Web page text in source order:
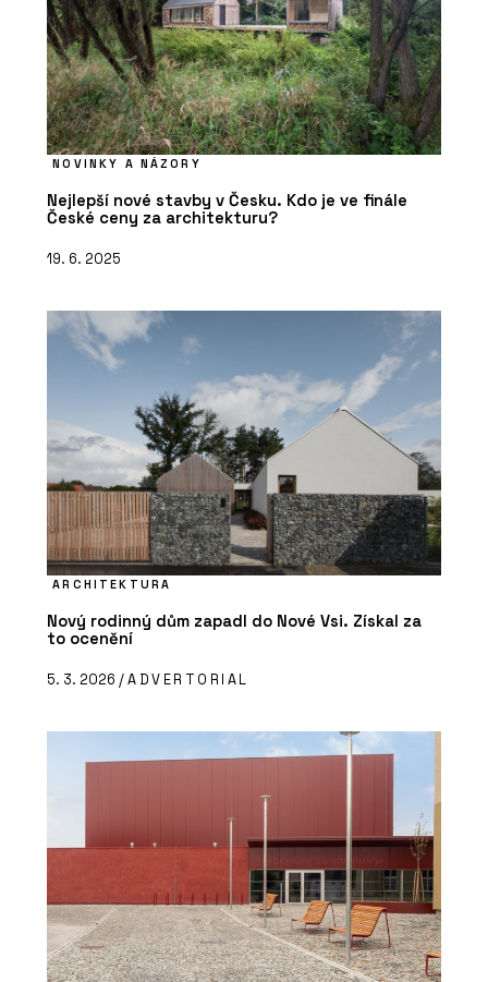
NOVINKY A NÁZORY
Nejlepší nové stavby v Česku. Kdo je ve finále
České ceny za architekturu?
19. 6. 2025
ARCHITEKTURA
Nový rodinný dům zapadl do Nové Vsi. Získal za
to ocenění
5. 3. 2026 /ADVERTORIAL